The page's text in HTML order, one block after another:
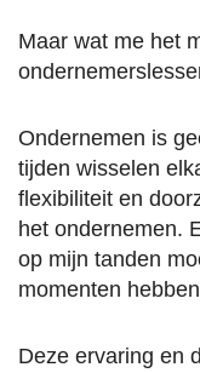
Maar wat me het
Ondernemen is
tijden wisselen
flexibiliteit en
het ondernemen.
op mijn tanden
momenten
Deze ervaring en